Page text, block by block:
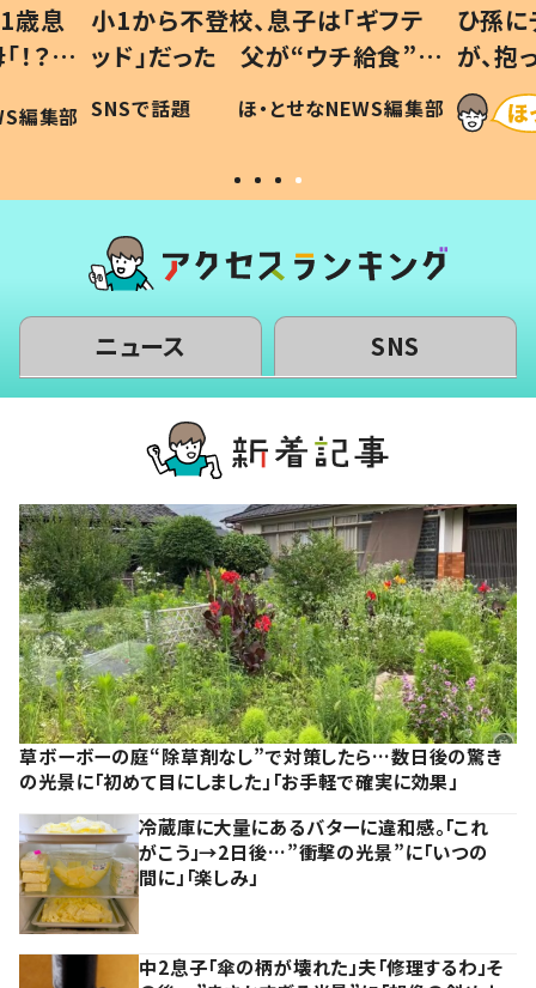
歳息
？」
編集部
小1から不登校、息子は「ギフテ
ッド」だった 父が“ウチ給食”を
作り続ける理由とは #令和の親
#令和の子
SNSで話題 ほ・とせなNEWS編集部
ひ孫
が、
「涙が
い」
ニュース SNS
草ボーボーの庭“除草剤なし”で対策したら…数日後の驚き
の光景に「初めて目にしました」「お手軽で確実に効果」
冷蔵庫に大量にあるバターに違和感。「これ
がこう」→2日後…”衝撃の光景”に「いつの
間に」「楽しみ」
中2息子「傘の柄が壊れた」夫「修理するわ」そ